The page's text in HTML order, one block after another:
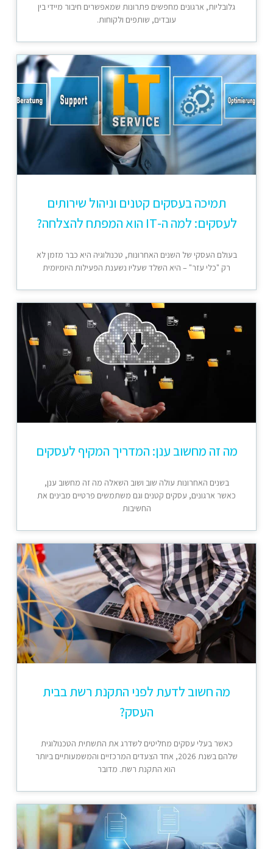
גלובליות, ארגונים מחפשים פתרונות שמאפשרים חיבור מיידי בין
עובדים, שותפים ולקוחות.
תמיכה בעסקים קטנים וניהול שירותים
לעסקים: למה ה-IT הוא המפתח להצלחה?
בעולם העסקי של השנים האחרונות, טכנולוגיה היא כבר מזמן לא
רק "כלי עזר" – היא השלד שעליו נשענת הפעילות היומיומית
מה זה מחשוב ענן: המדריך המקיף לעסקים
בשנים האחרונות עולה שוב ושוב השאלה מה זה מחשוב ענן,
כאשר ארגונים, עסקים קטנים וגם משתמשים פרטיים מבינים את
החשיבות
מה חשוב לדעת לפני התקנת רשת בבית
העסק?
כאשר בעלי עסקים מחליטים לשדרג את התשתית הטכנולוגית
שלהם בשנת 2026, אחד הצעדים המרכזיים והמשמעותיים ביותר
הוא התקנת רשת. מדובר